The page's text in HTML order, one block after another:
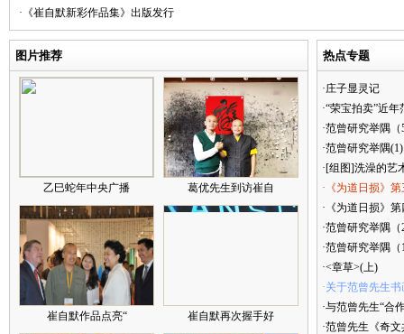
·《崔自默新彩作品集》出版发行
图片推荐
乙巳蛇年中央广播 葛优先生到访崔自
崔自默作品点亮“ 崔自默再次握手好
热点专题
·庄子显灵记
·“荣宝拍卖”近
·范曾研究举隅（
·范曾研究举隅(1)
·[组图]洗澡的艺
·《为道日损》
·《为道日损》
·范曾研究举隅（
·范曾研究举隅（
·<章草>(上)
·关于范曾先生
·与范曾先生“合
·范曾先生《奇